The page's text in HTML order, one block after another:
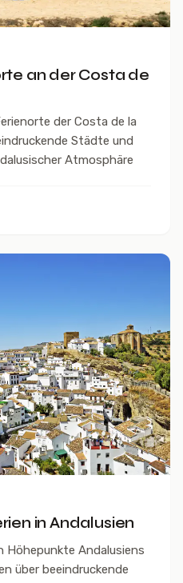
an der Costa de
der Costa de la
Städte und
Atmosphäre
in Andalusien
Höhepunkte Andalusiens
über beeindruckende